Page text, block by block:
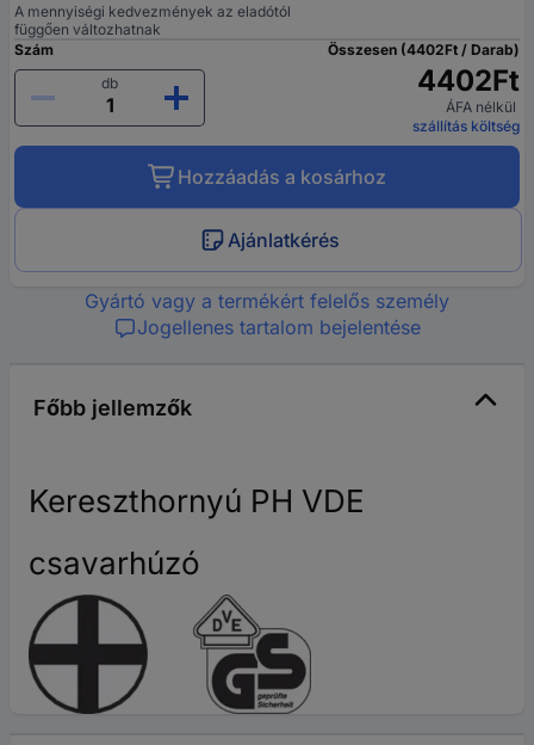
A mennyiségi kedvezmények az eladótól
függően változhatnak
Szám
db
Összesen (4402Ft / Darab)
4402Ft
ÁFA nélkül
szállítás költség
Hozzáadás a kosárhoz
Ajánlatkérés
Gyártó vagy a termékért felelős személy
Jogellenes tartalom bejelentése
Főbb jellemzők
Kereszthornyú PH VDE
csavarhúzó